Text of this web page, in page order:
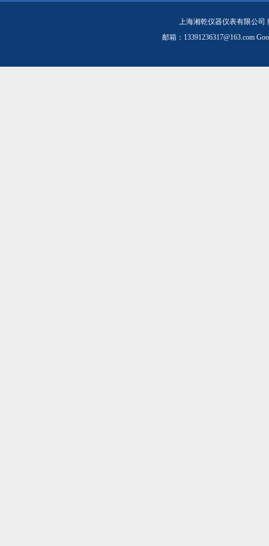
上海湘乾仪器仪表有限公司
邮箱： 13391236317@163.com